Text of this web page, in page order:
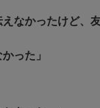
えなかったけど、
った」